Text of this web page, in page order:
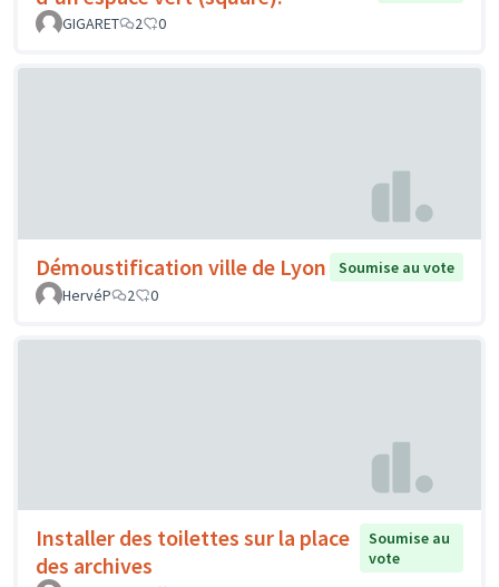
GIGARET
2 0
Démoustification ville de Lyon
Soumise au vote
HervéP
2 0
Installer des toilettes sur la place
des archives
Soumise au
vote